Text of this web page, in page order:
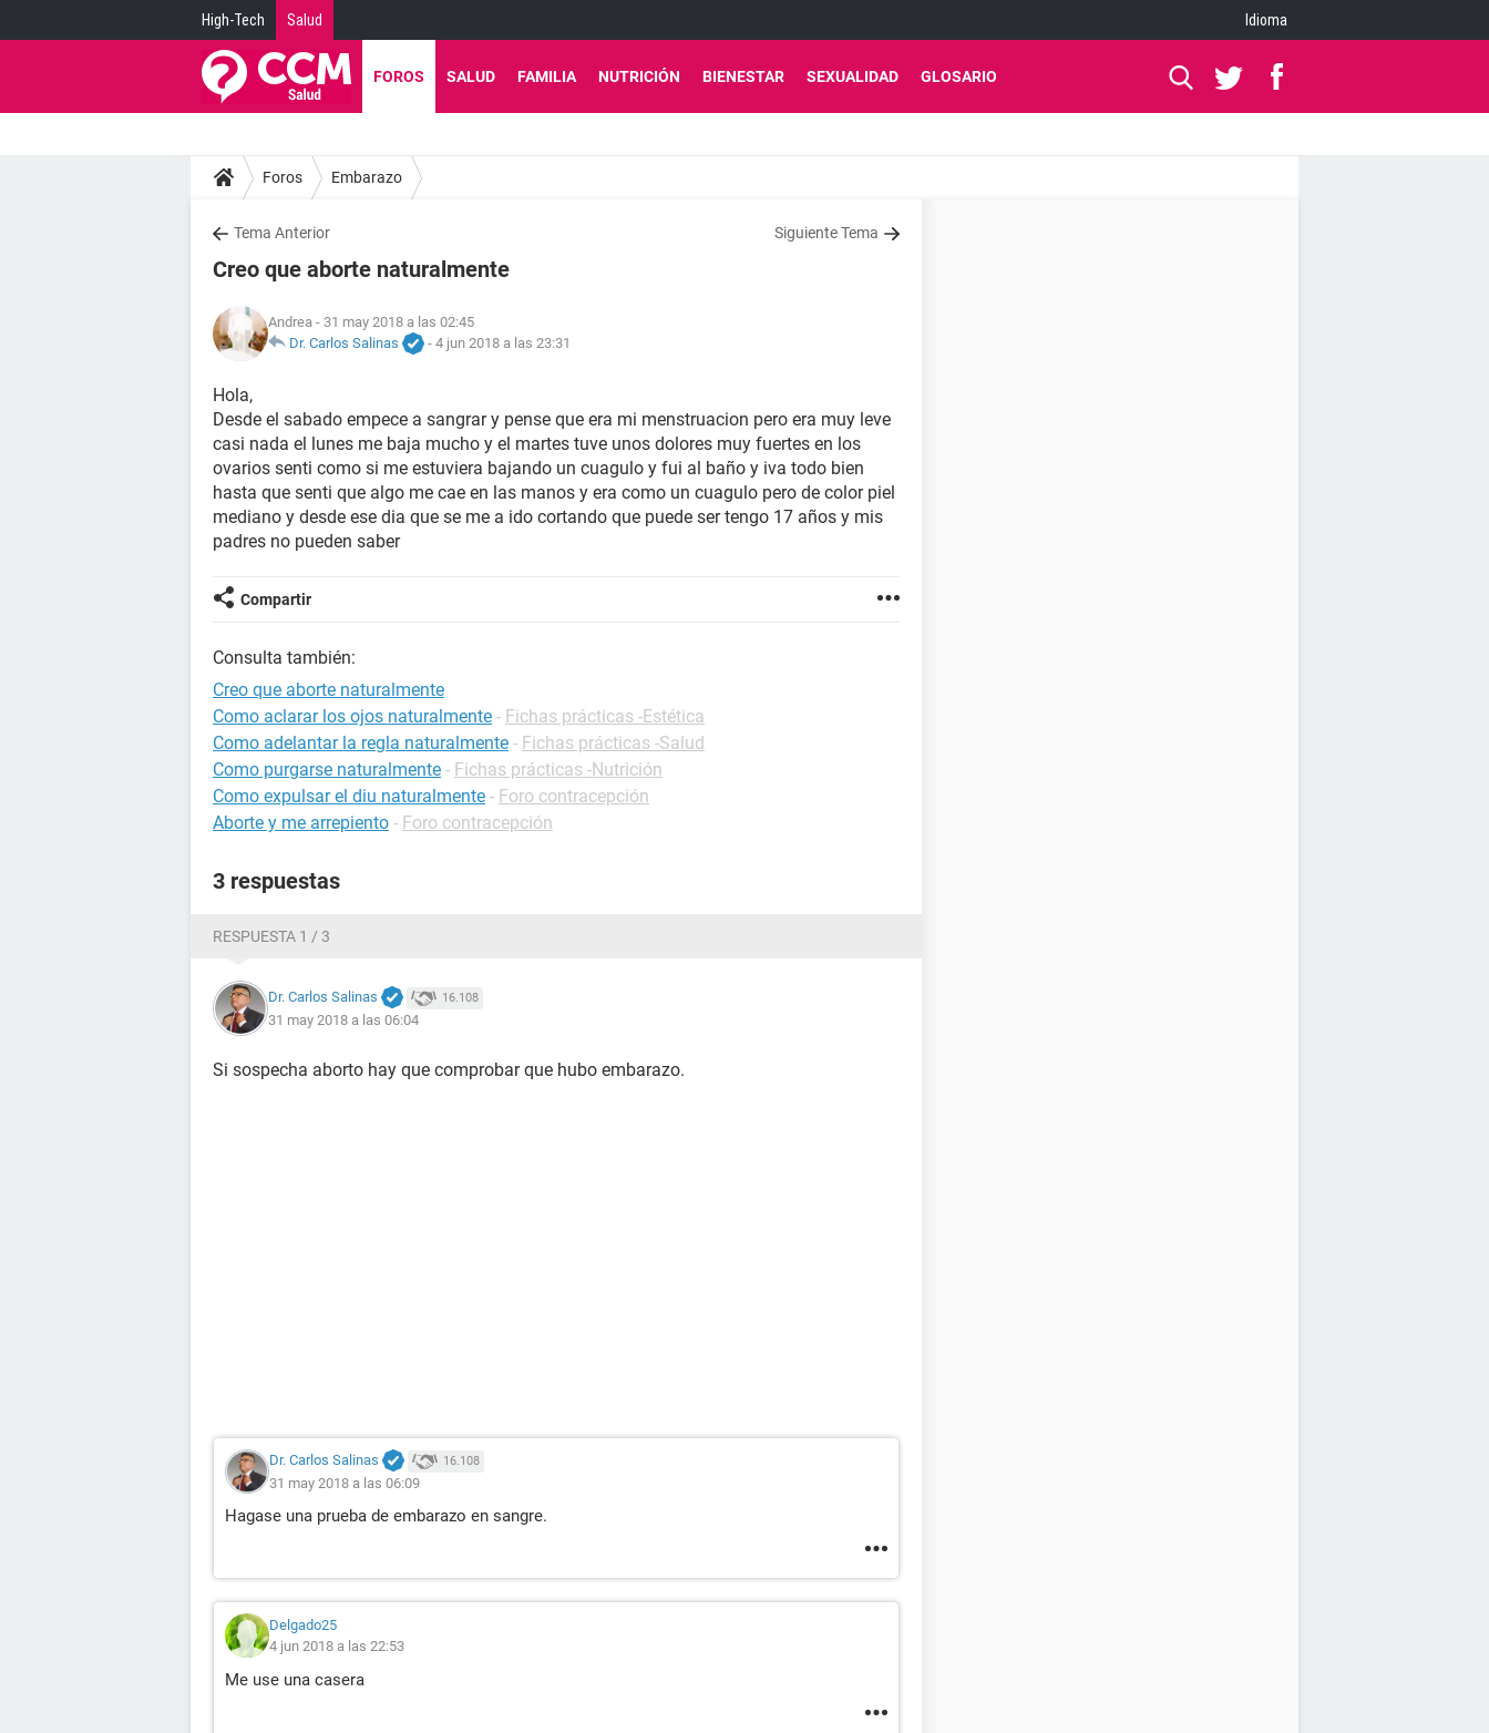
High-Tech Salud Idioma
FOROS SALUD FAMILIA NUTRICIÓN BIENESTAR SEXUALIDAD GLOSARIO
Foros Embarazo
Tema Anterior Siguiente Tema
Creo que aborte naturalmente
Andrea - 31 may 2018 a las 02:45
Dr. Carlos Salinas
- 4 jun 2018 a las 23:31
Hola,
Desde el sabado empece a sangrar y pense que era mi menstruacion pero era muy leve
casi nada el lunes me baja mucho y el martes tuve unos dolores muy fuertes en los
ovarios senti como si me estuviera bajando un cuagulo y fui al baño y iva todo bien
hasta que senti que algo me cae en las manos y era como un cuagulo pero de color piel
mediano y desde ese dia que se me a ido cortando que puede ser tengo 17 años y mis
padres no pueden saber
Compartir
Consulta también:
Creo que aborte naturalmente
Como aclarar los ojos naturalmente - Fichas prácticas -Estética
Como adelantar la regla naturalmente - Fichas prácticas -Salud
Como purgarse naturalmente - Fichas prácticas -Nutrición
Como expulsar el diu naturalmente - Foro contracepción
Aborte y me arrepiento - Foro contracepción
3 respuestas
RESPUESTA 1 / 3
Dr. Carlos Salinas 16.108
31 may 2018 a las 06:04
Si sospecha aborto hay que comprobar que hubo embarazo.
Dr. Carlos Salinas 16.108
31 may 2018 a las 06:09
Hagase una prueba de embarazo en sangre.
Delgado25
4 jun 2018 a las 22:53
Me use una casera